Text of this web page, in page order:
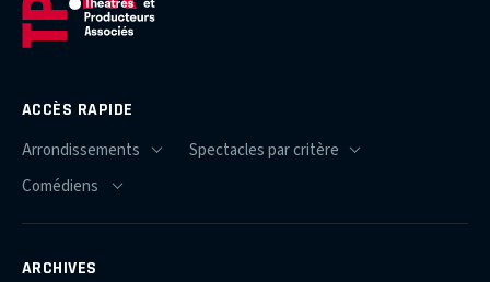
ACCÈS RAPIDE
ARCHIVES